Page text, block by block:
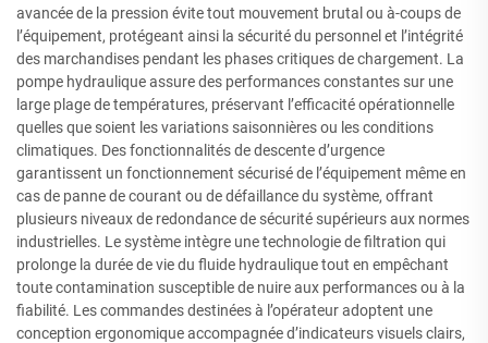
avancée de la pression évite tout mouvement brutal ou à-coups de
l’équipement, protégeant ainsi la sécurité du personnel et l’intégrité
des marchandises pendant les phases critiques de chargement. La
pompe hydraulique assure des performances constantes sur une
large plage de températures, préservant l’efficacité opérationnelle
quelles que soient les variations saisonnières ou les conditions
climatiques. Des fonctionnalités de descente d’urgence
garantissent un fonctionnement sécurisé de l’équipement même en
cas de panne de courant ou de défaillance du système, offrant
plusieurs niveaux de redondance de sécurité supérieurs aux normes
industrielles. Le système intègre une technologie de filtration qui
prolonge la durée de vie du fluide hydraulique tout en empêchant
toute contamination susceptible de nuire aux performances ou à la
fiabilité. Les commandes destinées à l’opérateur adoptent une
conception ergonomique accompagnée d’indicateurs visuels clairs,